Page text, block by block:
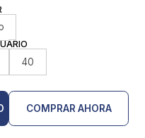
40
COMPRAR AHORA